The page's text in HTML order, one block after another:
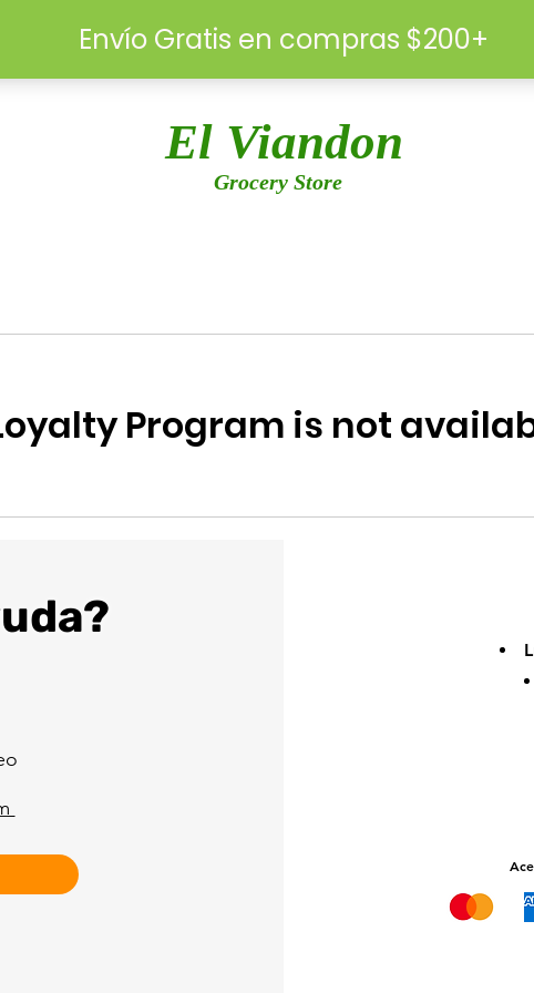
Grocery Store
El Viandon
Program is not